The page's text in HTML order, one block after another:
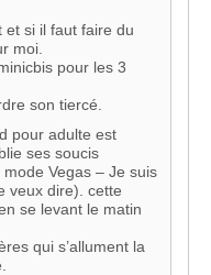
et si il faut faire du
moi.
pour les 3
son tiercé.
pour adulte est
ses soucis
Vegas – Je suis
veux dire). cette
se levant le matin
qui s’allument la